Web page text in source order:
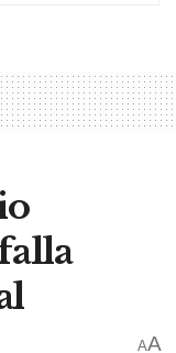
AA